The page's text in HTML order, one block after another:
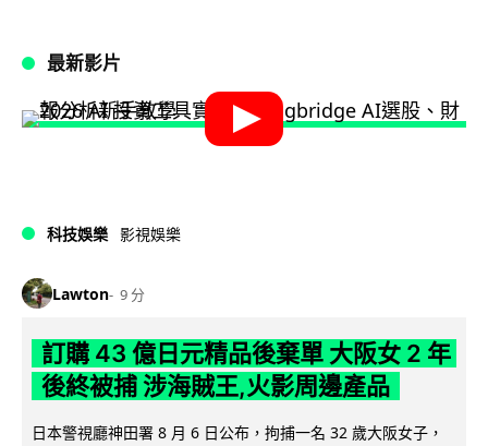
最新影片
科技娛樂 影視娛樂
Lawton 9 分
訂購 43 億日元精品後棄單 大阪女 2 年
後終被捕 涉海賊王,火影周邊產品
日本警視廳神田署 8 月 6 日公布，拘捕一名 32 歲大阪女子，